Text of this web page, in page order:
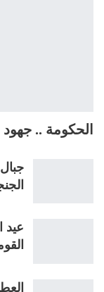
الحكومة ..